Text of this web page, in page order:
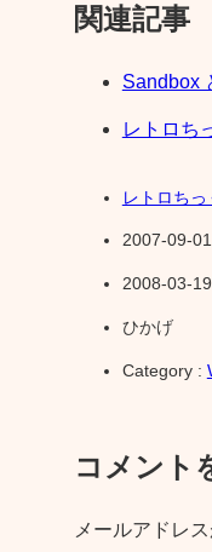
関連記事
Sandbox
レトロち
レトロち
2007-09-01
2008-03-19
ひかげ
Category :
コメント
メールアドレ